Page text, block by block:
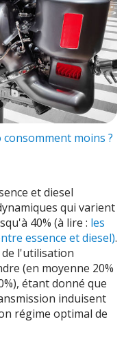
moins ?
et diesel
qui varient
40% (à lire : les
essence et diesel).
l'utilisation
(en moyenne 20%
étant donné que
induisent
régime optimal de